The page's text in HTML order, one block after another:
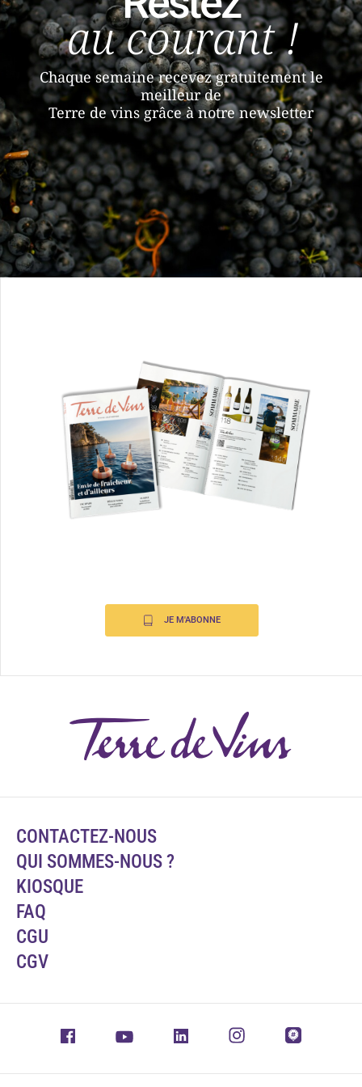
au courant !
Chaque semaine recevez gratuitement le
meilleur de
Terre de vins grâce à notre newsletter
JE M'ABONNE
CONTACTEZ-NOUS
QUI SOMMES-NOUS ?
KIOSQUE
FAQ
CGU
CGV